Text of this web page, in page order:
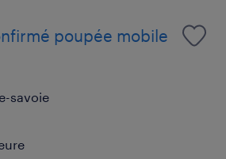
poupée mobile
savoie